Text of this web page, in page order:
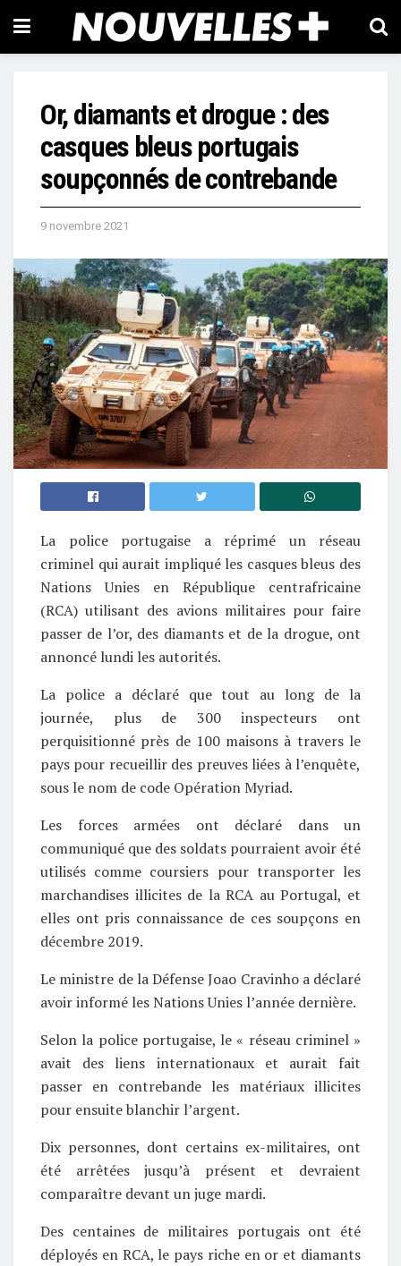
Or, diamants et drogue : des
casques bleus portugais
soupçonnés de contrebande
9 novembre 2021
La police portugaise a réprimé un réseau
criminel qui aurait impliqué les casques bleus des
Nations Unies en République centrafricaine
(RCA) utilisant des avions militaires pour faire
passer de l’or, des diamants et de la drogue, ont
annoncé lundi les autorités.
La police a déclaré que tout au long de la
journée, plus de 300 inspecteurs ont
perquisitionné près de 100 maisons à travers le
pays pour recueillir des preuves liées à l’enquête,
sous le nom de code Opération Myriad.
Les forces armées ont déclaré dans un
communiqué que des soldats pourraient avoir été
utilisés comme coursiers pour transporter les
marchandises illicites de la RCA au Portugal, et
elles ont pris connaissance de ces soupçons en
décembre 2019.
Le ministre de la Défense Joao Cravinho a déclaré
avoir informé les Nations Unies l’année dernière.
Selon la police portugaise, le « réseau criminel »
avait des liens internationaux et aurait fait
passer en contrebande les matériaux illicites
pour ensuite blanchir l’argent.
Dix personnes, dont certains ex-militaires, ont
été arrêtées jusqu’à présent et devraient
comparaître devant un juge mardi.
Des centaines de militaires portugais ont été
déployés en RCA, le pays riche en or et diamants